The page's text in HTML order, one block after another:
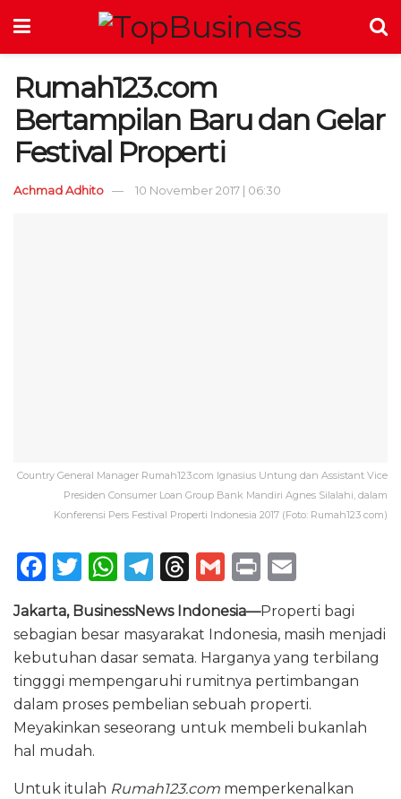
Rumah123.com
Bertampilan Baru dan Gelar
Festival Properti
Achmad Adhito 10 November 2017 | 06:30
Country General Manager Rumah123.com Ignasius Untung dan Assistant Vice
Presiden Consumer Loan Group Bank Mandiri Agnes Silalahi, dalam
Konferensi Pers Festival Properti Indonesia 2017 (Foto: Rumah123 com)
F
c
e
b
o
o
k
T
w
it
te
r
W
a
ts
A
p
p
T
e
g
ra
m
T
h
re
a
d
s
G
m
ai
l
P
n
t
m
ai
l
Jakarta, BusinessNews Indonesia—Properti bagi
sebagian besar masyarakat Indonesia, masih menjadi
kebutuhan dasar semata. Harganya yang terbilang
tingggi mempengaruhi rumitnya pertimbangan
dalam proses pembelian sebuah properti.
Meyakinkan seseorang untuk membeli bukanlah
hal mudah.
Untuk itulah Rumah123.com memperkenalkan